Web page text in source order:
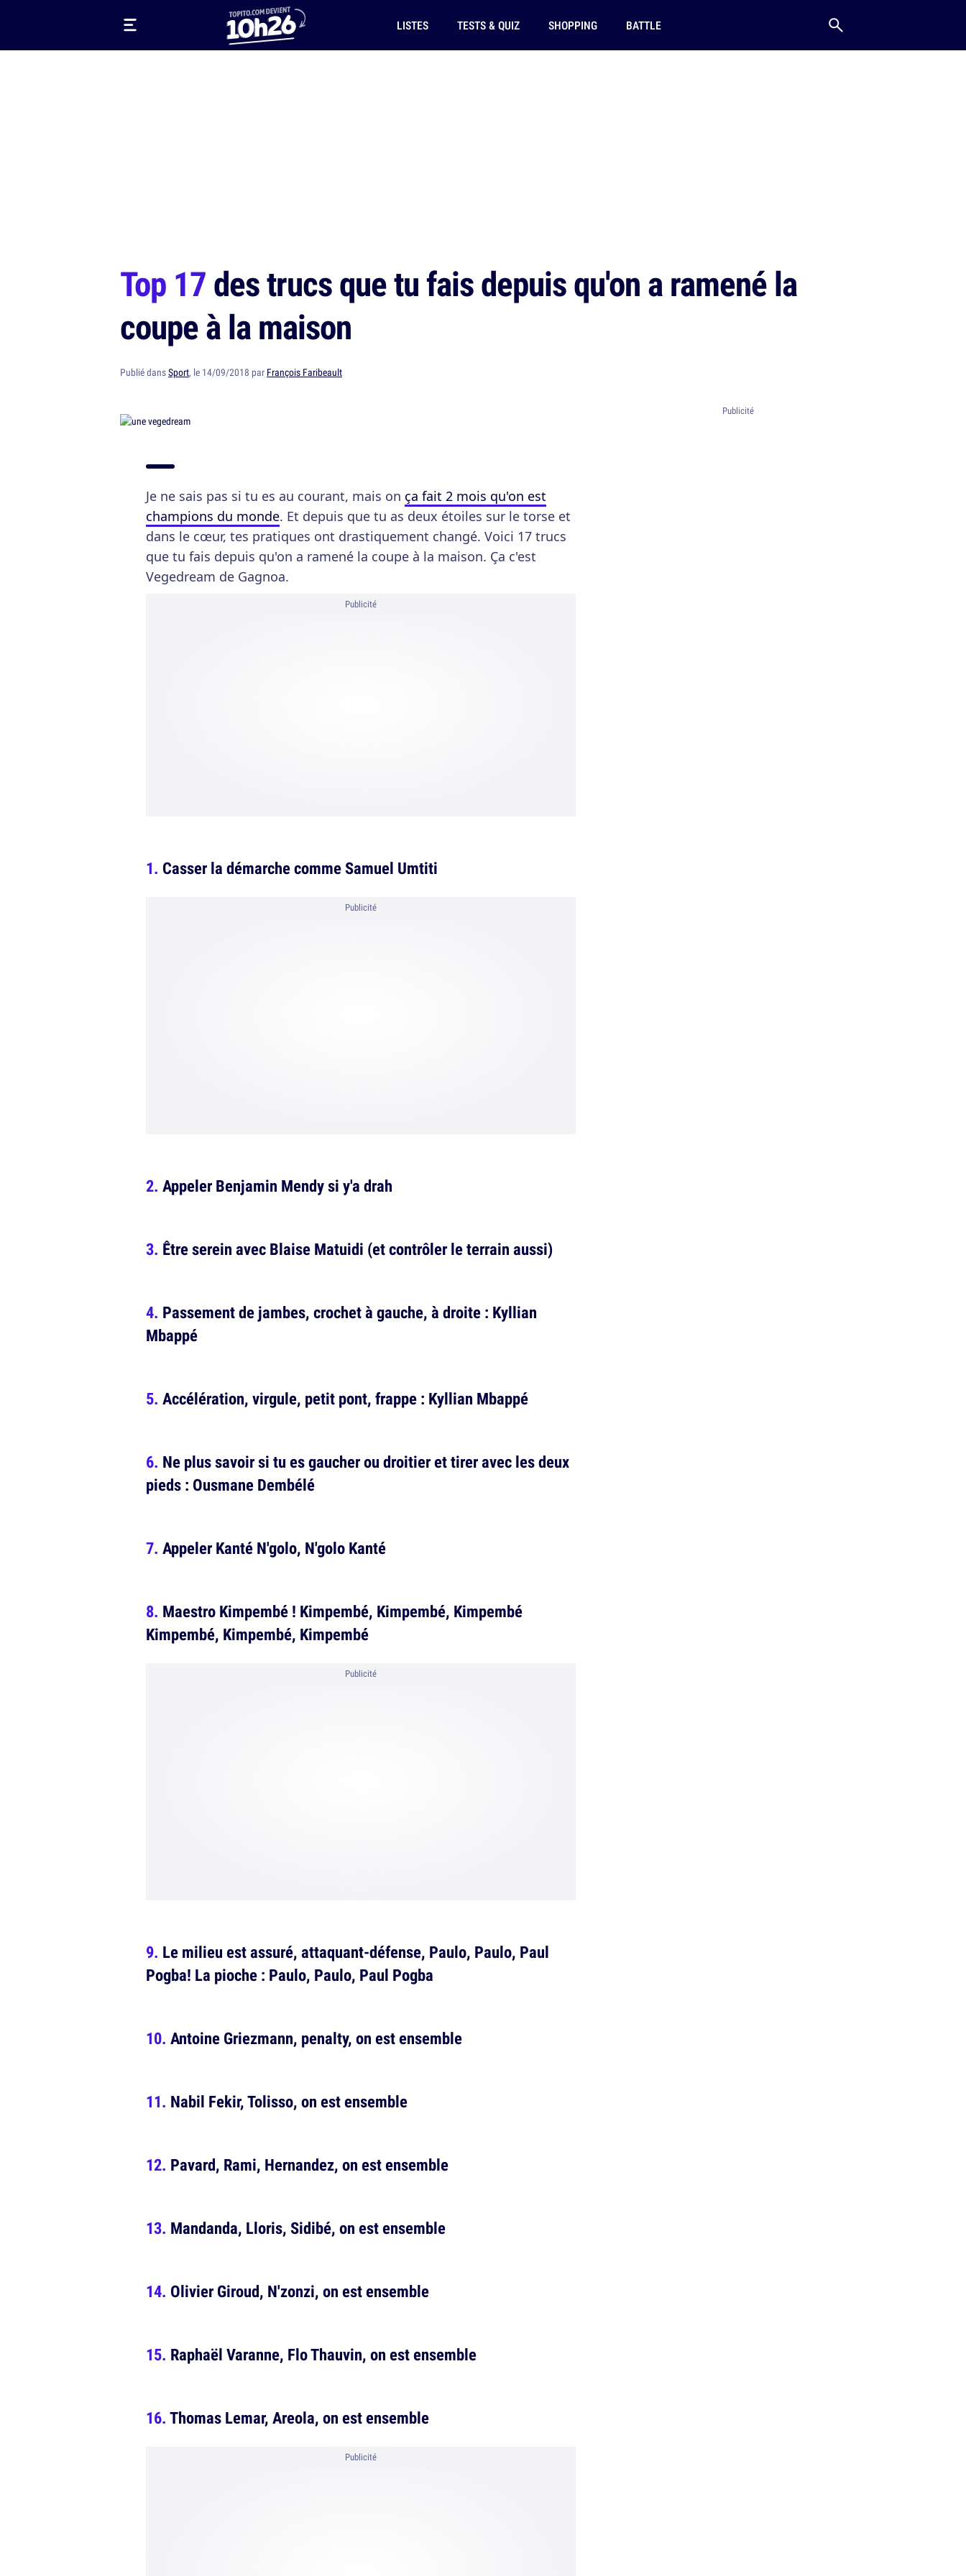
LISTES TESTS & QUIZ SHOPPING BATTLE
Top 17des trucs que tu fais depuis qu'on a ramené la
coupe à la maison
Publié dansSport, le 14/09/2018 par François Faribeault
Je ne sais pas si tu es au courant, mais on ça fait 2 mois qu'on est
champions du monde. Et depuis que tu as deux étoiles sur le torse et
dans le cœur, tes pratiques ont drastiquement changé. Voici 17 trucs
que tu fais depuis qu'on a ramené la coupe à la maison. Ça c'est
Vegedream de Gagnoa.
Publicité
Casser la démarche comme Samuel Umtiti
Publicité
Appeler Benjamin Mendy si y'a drah
Être serein avec Blaise Matuidi (et contrôler le terrain aussi)
Passement de jambes, crochet à gauche, à droite : Kyllian
Mbappé
Accélération, virgule, petit pont, frappe : Kyllian Mbappé
Ne plus savoir si tu es gaucher ou droitier et tirer avec les deux
pieds : Ousmane Dembélé
Appeler Kanté N'golo, N'golo Kanté
Maestro Kimpembé ! Kimpembé, Kimpembé, Kimpembé
Kimpembé, Kimpembé, Kimpembé
Publicité
Le milieu est assuré, attaquant-défense, Paulo, Paulo, Paul
Pogba! La pioche : Paulo, Paulo, Paul Pogba
Antoine Griezmann, penalty, on est ensemble
Nabil Fekir, Tolisso, on est ensemble
Pavard, Rami, Hernandez, on est ensemble
Mandanda, Lloris, Sidibé, on est ensemble
Olivier Giroud, N'zonzi, on est ensemble
Raphaël Varanne, Flo Thauvin, on est ensemble
Thomas Lemar, Areola, on est ensemble
Publicité